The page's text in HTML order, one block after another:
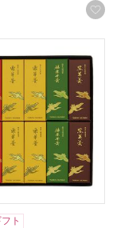
録する
(9枚入)[SL-46]【
ト